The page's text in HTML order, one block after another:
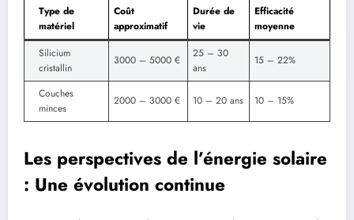
Type de
matériel
Coût
approximatif
Durée de
vie
Efficacité
moyenne
Silicium
cristallin
3000 – 5000 €
25 – 30
ans
15 – 22%
Couches
minces
2000 – 3000 € 10 – 20 ans 10 – 15%
Les perspectives de l’énergie solaire
: Une évolution continue